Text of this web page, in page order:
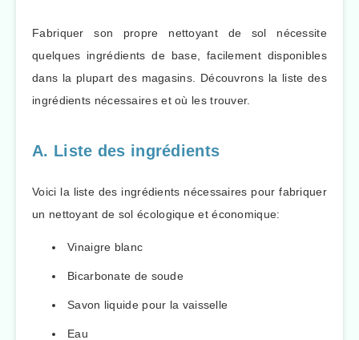
Fabriquer son propre nettoyant de sol nécessite
quelques ingrédients de base, facilement disponibles
dans la plupart des magasins. Découvrons la liste des
ingrédients nécessaires et où les trouver.
A. Liste des ingrédients
Voici la liste des ingrédients nécessaires pour fabriquer
un nettoyant de sol écologique et économique:
Vinaigre blanc
Bicarbonate de soude
Savon liquide pour la vaisselle
Eau